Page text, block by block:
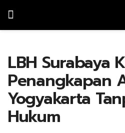
LBH Surabaya
Penangkapan
Yogyakarta
Hukum